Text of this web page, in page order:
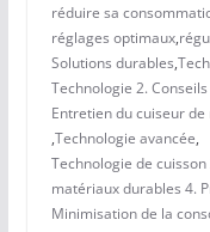
réduire sa
réglages optimaux,
Solutions durables,
Technologie 2.
Entretien du cuiseur
,Technologie avancée,
Technologie de
matériaux durables 4.
Minimisation de la